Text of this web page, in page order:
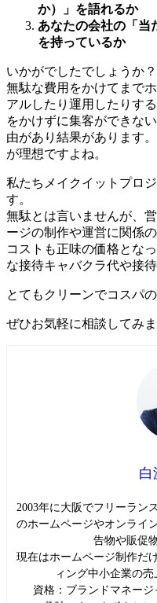
か）」を語れるか
あなたの会社の「当
を持っているか
いかがでしたでしょうか？
無駄な費用をかけてまで
アルしたり運用したりす
をかけずに集客ができな
由があり結果があります
が理想ですよね。
私たちメイクイットプロ
す。
無駄とは言いませんが、
ージの制作や運営に関係
コストも正味の価格とな
な接待キャバクラ代や接
とてもクリーンでコスパ
ぜひお気軽に相談してみ
白
2003年に大阪でフリーラン
のホームページやオンライ
告物や販促
現在はホームページ制作だ
ィング中小企業の売
資格：ブランドマネー